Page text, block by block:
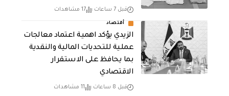
قبل 7 ساعات 17 مشاهدات
أقتصاد
الزيدي يؤكد اهمية اعتماد معالجات
عملية للتحديات المالية والنقدية
بما يحافظ على الاستقرار
الاقتصادي
قبل 8 ساعات 11 مشاهدات